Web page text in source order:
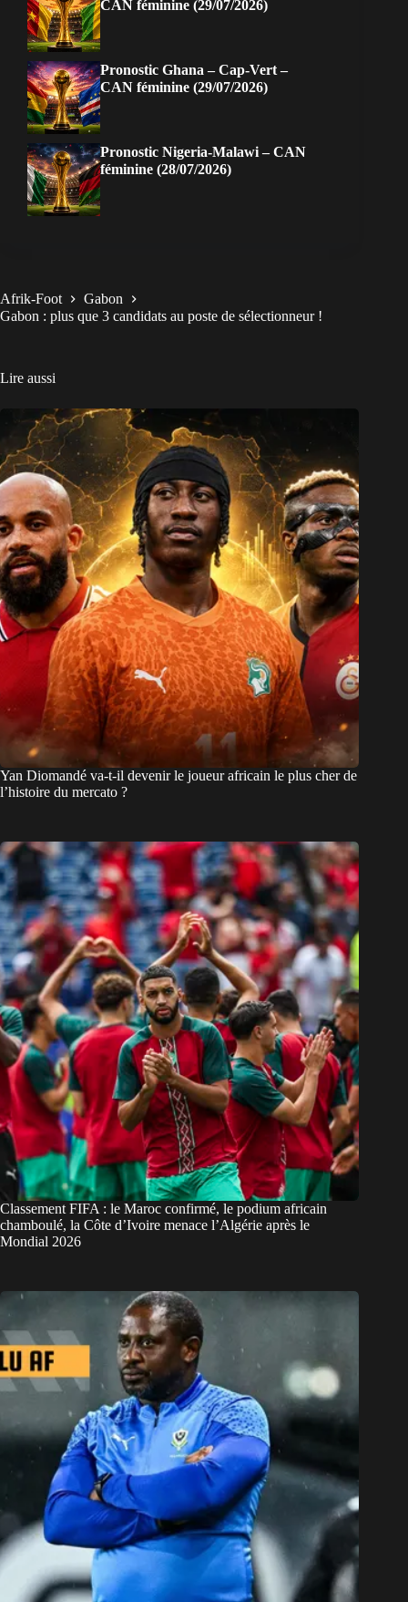
CAN féminine (29/07/2026)
Pronostic Ghana – Cap-Vert –
CAN féminine (29/07/2026)
Pronostic Nigeria-Malawi – CAN
féminine (28/07/2026)
Afrik-Foot
Gabon
Gabon : plus que 3 candidats au poste de sélectionneur !
Lire aussi
Yan Diomandé va-t-il devenir le joueur africain le plus cher de
l’histoire du mercato ?
Classement FIFA : le Maroc confirmé, le podium africain
chamboulé, la Côte d’Ivoire menace l’Algérie après le
Mondial 2026